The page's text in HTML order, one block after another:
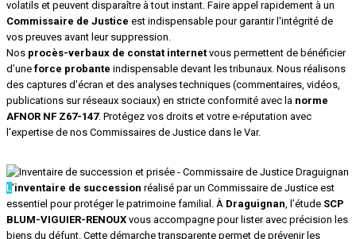
volatils et peuvent disparaître à tout instant. Faire appel rapidement à un
Commissaire de Justice est indispensable pour garantir l'intégrité de
vos preuves avant leur suppression.
Nos procès-verbaux de constat internet vous permettent de bénéficier
d’une force probante indispensable devant les tribunaux. Nous réalisons
des captures d'écran et des analyses techniques (commentaires, vidéos,
publications sur réseaux sociaux) en stricte conformité avec la norme
AFNOR NF Z67-147. Protégez vos droits et votre e-réputation avec
l'expertise de nos Commissaires de Justice dans le Var.
L ’inventaire de succession réalisé par un Commissaire de Justice est
essentiel pour protéger le patrimoine familial. À Draguignan , l’étude SCP
BLUM-VIGUIER-RENOUX vous accompagne pour lister avec précision les
biens du défunt. Cette démarche transparente permet de prévenir les